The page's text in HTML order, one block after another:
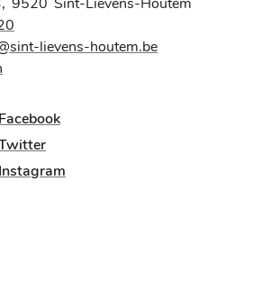
,
sint-lievens-houtem.be